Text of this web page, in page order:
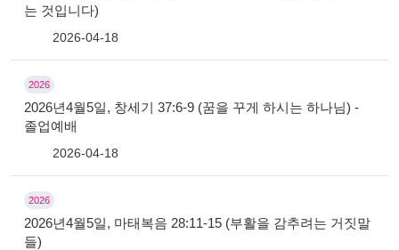
는 것입니다)
2026-04-18
2026
2026년4월5일, 창세기 37:6-9 (꿈을 꾸게 하시는 하나님) -
졸업예배
2026-04-18
2026
2026년4월5일, 마태복음 28:11-15 (부활을 감추려는 거짓말
들)